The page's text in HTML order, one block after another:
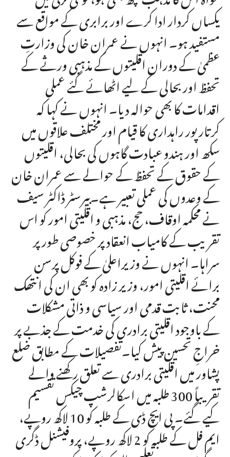
یکساں کردار ادا کرے اور برابری کے مواقع سے
مستفید ہو۔ انہوں نے عمران خان کی وزارتِ
عظمیٰ کے دوران اقلیتوں کے مذہبی ورثے کے
تحفظ اور بحالی کے لیے اٹھائے گئے عملی
اقدامات کا بھی حوالہ دیا۔ انہوں نے کہا کہ
کرتارپور راہداری کا قیام اور مختلف علاقوں میں
سکھ اور ہندو عبادت گاہوں کی بحالی، اقلیتوں
کے حقوق کے تحفظ کے حوالے سے عمران خان
کے وعدوں کی عملی تعبیر ہے۔بیرسٹر ڈاکٹر سیف
نے محکمہ اوقاف، حج، مذہبی و اقلیتی امور کو اس
تقریب کے کامیاب انعقاد پر خصوصی طور پر
سراہا۔ انہوں نے وزیراعلیٰ کے فوکل پرسن
برائے اقلیتی امور، وزیر زادہ کو بھی ان کی انتھک
محنت، ثابت قدمی اور سیاسی و ذاتی مشکلات
کے باوجود اقلیتی برادری کی خدمت کے جذبے پر
خراجِ تحسین پیش کیا۔تفصیلات کے مطابق ضلع
پشاور میں اقلیتی برادری سے تعلق رکھنے والے
تقریباً 300 طلبہ میں اسکالرشپ چیکس تقسیم
کیے گئے۔ پی ایچ ڈی کے طلبہ کو 10 لاکھ روپے،
ایم فل کے طلبہ کو 2 لاکھ روپے، پروفیشنل ڈگری